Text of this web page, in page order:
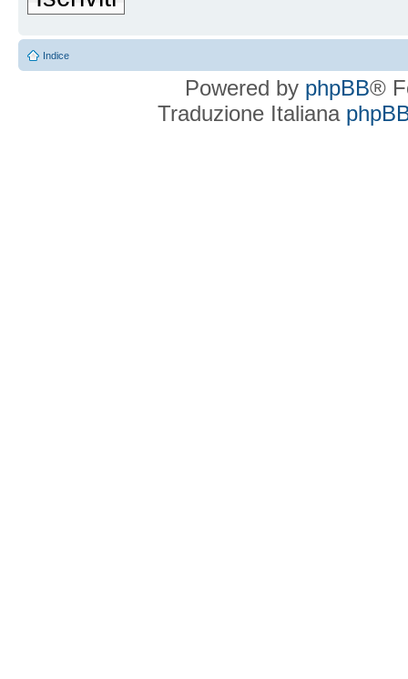
Indice
Powered by phpBB®
Traduzione Italiana